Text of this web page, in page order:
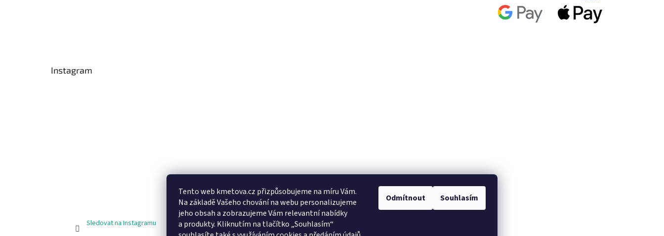
Tento web kmetova.cz přizpůsobujeme na míru Vám.
Na základě Vašeho chování na webu personalizujeme
jeho obsah a zobrazujeme Vám relevantní nabídky
a produkty. Kliknutím na tlačítko „Souhlasím“
Odmítnout Souhlasím
Instagram
Sledovat na Instagramu